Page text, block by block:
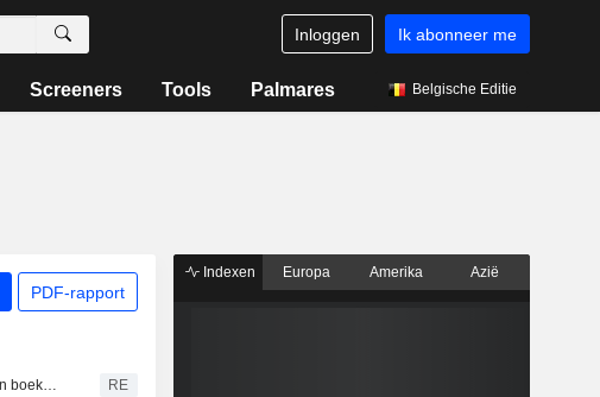
Inloggen Ik abonneer me
Screeners Tools Palmares Belgische Editie
PDF-rapport
Europese chemiebedrijven boeken solide resultaten in tweede kwartaal, maar blijven voorzichtig over vooruitzichten RE
Indexen Europa Amerika Azië